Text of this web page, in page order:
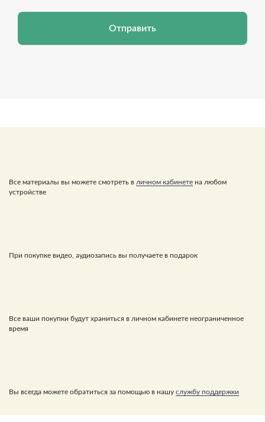
Отправить
Все материалы вы можете смотреть в личном кабинете на любом
устройстве
При покупке видео, аудиозапись вы получаете в подарок
Все ваши покупки будут храниться в личном кабинете неограниченное
время
Вы всегда можете обратиться за помощью в нашу службу поддержки